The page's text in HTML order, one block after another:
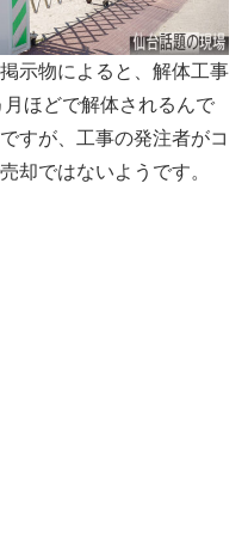
示物によると、解体工事
ほどで解体されるんで
すが、工事の発注者がコ
却ではないようです。